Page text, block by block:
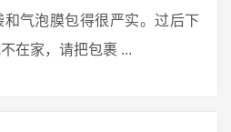
气泡膜包得很严实。过后下
在家，请把包裹 ...